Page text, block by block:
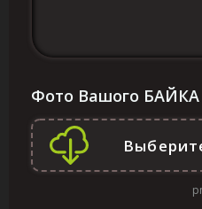
Фото Вашого БАЙКА